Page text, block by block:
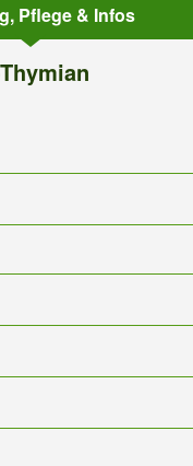
Pflege & Infos